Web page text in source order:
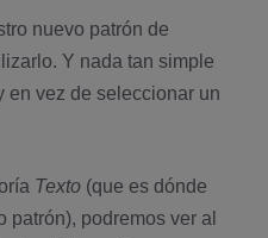
nuevo patrón de
Y nada tan simple
en vez de seleccionar un
Texto (que es dónde
patrón), podremos ver al